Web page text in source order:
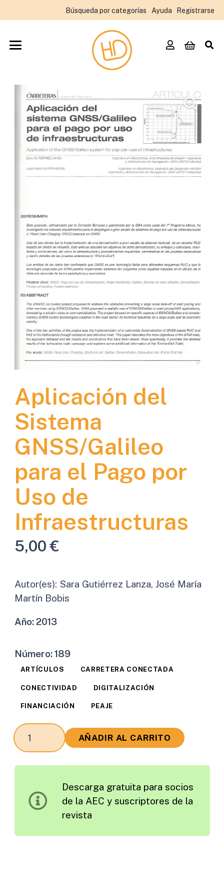
Búsqueda por categorías Ayuda Registrarse
Aplicación del
Sistema
GNSS/Galileo
para el Pago por
Uso de
Infraestructuras
5,00€
Autor(es): Sara Gutiérrez Lanza, José María
Martín Bobis
Año:2013
Número:189
ARTÍCULOS CARRETERA CONECTADA
CONECTIVIDAD DIGITALIZACIÓN
FINANCIACIÓN PEAJE
Aplicación
del
AÑADIR AL CARRITO
Descarga gratuita para socios
de la AEC y suscriptores de la
revista